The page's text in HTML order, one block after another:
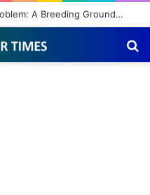
Cities’ Waste Management Problem: A Breeding Ground for Stray Dogs and Floods